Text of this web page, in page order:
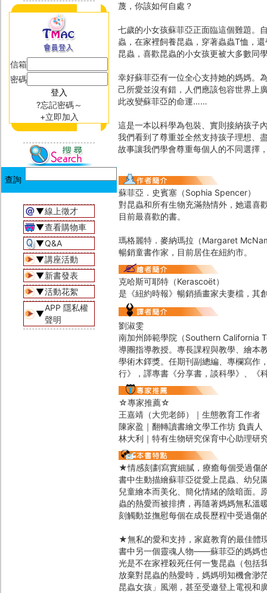
信箱
密碼
?忘記密碼～
+立即加入
▼線上徵才
▼查看購物車
▼Q&A
▼講座活動
▼新書發表
▼活動花絮
▼
APP 隱私權
聲明
蔑，你該如何自處？
七歲的小女孩蘇菲亞正面臨這個難題。
蟲，在家裡飼養昆蟲，穿著蟲蟲T恤，
昆蟲，喜歡昆蟲的小女孩更被大多數同
幸好蘇菲亞有一位全心支持她的媽媽。
己所愛並沒有錯，人們應該包容世界上
此改變蘇菲亞的命運……
這是一本以科學為包裝、實則接納孩子
我們看到了尊重並全然支持孩子理想、
故事讓我們學會尊重每個人的不同選擇
蘇菲亞．史賓塞（Sophia Spencer）
對昆蟲和所有生物充滿熱情外，她還喜
目前最喜歡的書。
瑪格麗特．麥納瑪拉（Margaret
暢銷童書作家，目前居住在紐約市。
克哈斯可耶特（Kerascoët）
是《紐約時報》暢銷插畫家夫妻檔，其
劉淑雯
南加州師範學院（Southern California
導團指導教授。專長課程與教學、繪本
學術木鐸獎。任期刊副總編、專欄寫作
行》，譯專書《分享書，談科學》、《
☆專家推薦☆
王嘉靖（大兜老師）｜生態教育工作者
陳家盈｜翻轉讀書繪文學工作坊 負責人
林大利｜特有生物研究保育中心助理研
★情感刻劃寫實細膩，療癒每個受過傷
書中生動描繪蘇菲亞從愛上昆蟲、幼兒
兒童繪本而美化、簡化情緒的陰暗面。
蟲的熱愛而被排擠，再隨著媽媽無私溫
刻觸動並撫慰每個在成長歷程中受過傷
★無私的愛和支持，家庭教育的最佳體
書中另一個靈魂人物——蘇菲亞的媽媽
光是不在家裡殺死任何一隻昆蟲（包括
放棄對昆蟲的熱愛時，媽媽明知機會渺
昆蟲女孩」風潮，甚至受邀登上電視和